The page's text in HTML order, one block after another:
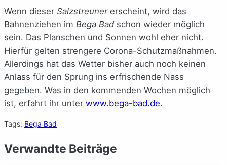
Wenn dieser Salzstreuner erscheint, wird das
Bahnenziehen im Bega Bad schon wieder möglich
sein. Das Planschen und Sonnen wohl eher nicht.
Hierfür gelten strengere Corona-Schutzmaßnahmen.
Allerdings hat das Wetter bisher auch noch keinen
Anlass für den Sprung ins erfrischende Nass
gegeben. Was in den kommenden Wochen möglich
ist, erfahrt ihr unter www.bega-bad.de.
Tags: Bega Bad
Verwandte Beiträge